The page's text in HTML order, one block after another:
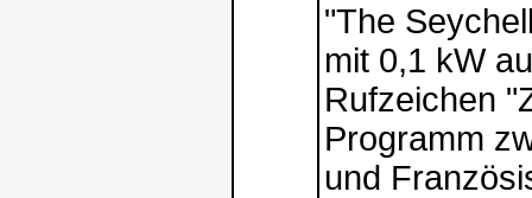
"The
mit 0,1 kW
Rufzeichen
Programm
und